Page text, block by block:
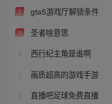
2 gta5游戏厅解锁条件
3 圣者啥意思
4 西行纪主角是谁啊
5 画质超高的游戏手游
6 直播吧足球免费直播